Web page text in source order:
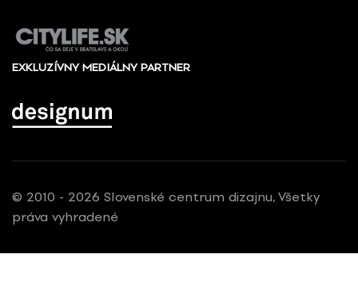
EXKLUZÍVNY MEDIÁLNY PARTNER
© 2010 - 2026 Slovenské centrum dizajnu, Všetky
práva vyhradené